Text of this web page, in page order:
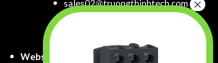
sales02@truongthinhtech.com
sales03@truongthinhtech.com
Website